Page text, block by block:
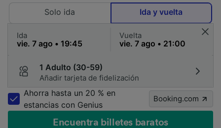
Solo ida
Ida y vuelta
Ida Vuelta
1 Adulto (30-59)
Añadir tarjeta de fidelización
Ahorra hasta un 20 % en
estancias con Genius
Booking.com
Encuentra billetes baratos